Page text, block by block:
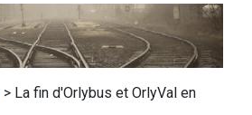
La fin d'Orlybus et OrlyVal en